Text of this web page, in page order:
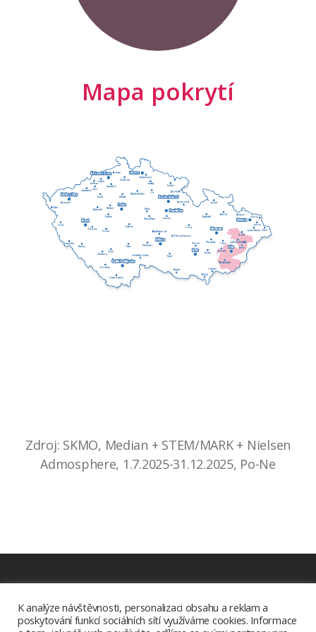
Mapa pokrytí
Zdroj: SKMO, Median + STEM/MARK + Nielsen
Admosphere, 1.7.2025-31.12.2025, Po-Ne
Aplikace Radia.cz
K analýze návštěvnosti, personalizaci obsahu a reklam a
poskytování funkcí sociálních sítí využíváme cookies. Informace